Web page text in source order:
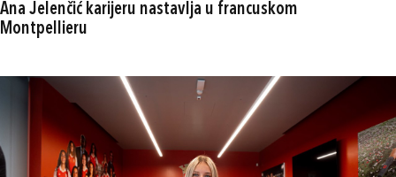
Ana Jelenčić karijeru nastavlja u francuskom
Montpellieru